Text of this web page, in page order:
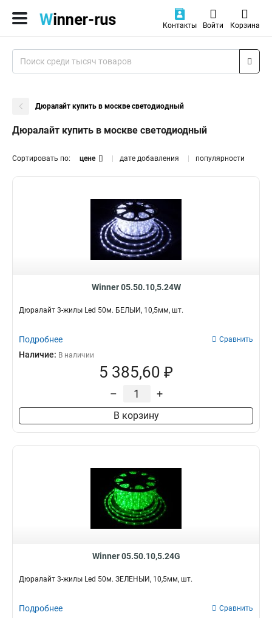
Контакты Войти Корзина
Дюралайт купить в москве светодиодный
Дюралайт купить в москве светодиодный
Сортировать по: цене дате добавления популярности
Winner 05.50.10,5.24W
Дюралайт 3-жилы Led 50м. БЕЛЫЙ, 10,5мм, шт.
Подробнее Сравнить
Наличие: В наличии
5 385,60 ₽
– +
В корзину
Winner 05.50.10,5.24G
Дюралайт 3-жилы Led 50м. ЗЕЛЁНЫЙ, 10,5мм, шт.
Подробнее Сравнить